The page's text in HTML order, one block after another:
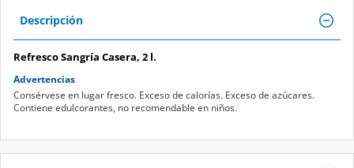
Descripción
Refresco Sangría Casera, 2 l.
Advertencias
Consérvese en lugar fresco. Exceso de calorías. Exceso de azúcares.
Contiene edulcorantes, no recomendable en niños.